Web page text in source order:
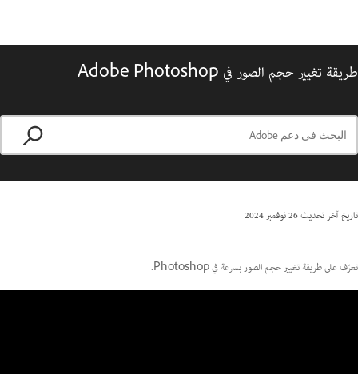
طريقة تغيير حجم الصور في Adobe Photoshop
تاريخ آخر تحديث26 نوفمبر 2024
تعرّف على طريقة تغيير حجم الصور بسرعة في Photoshop.